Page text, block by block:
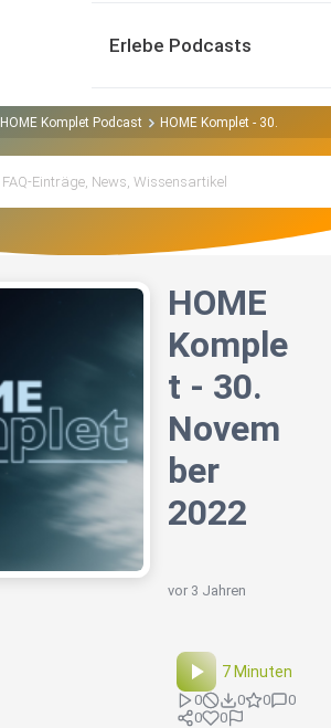
Erlebe Podcasts
HOME Komplet Podcast HOME Komplet - 30.
HOME
Komple
t - 30.
Novem
ber
2022
vor 3 Jahren
7 Minuten
0 0 0
0
0
0